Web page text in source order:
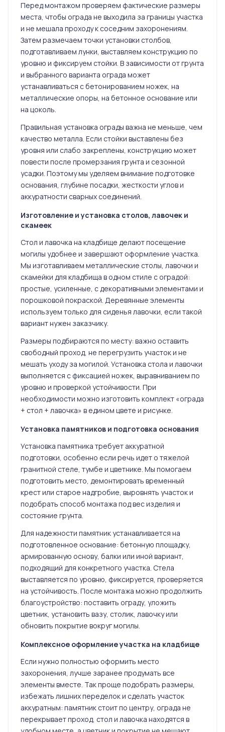
Перед монтажом проверяем фактические размеры
места, чтобы ограда не выходила за границы участка
и не мешала проходу к соседним захоронениям.
Затем размечаем точки установки столбов,
подготавливаем лунки, выставляем конструкцию по
уровню и фиксируем стойки. В зависимости от грунта
и выбранного варианта ограда может
устанавливаться с бетонированием ножек, на
металлические опоры, на бетонное основание или
на цоколь.
Правильная установка ограды важна не меньше, чем
качество металла. Если стойки выставлены без
уровня или слабо закреплены, конструкцию может
повести после промерзания грунта и сезонной
усадки. Поэтому мы уделяем внимание подготовке
основания, глубине посадки, жесткости углов и
аккуратности сварных соединений.
Изготовление и установка столов, лавочек и
скамеек
Стол и лавочка на кладбище делают посещение
могилы удобнее и завершают оформление участка.
Мы изготавливаем металлические столы, лавочки и
скамейки для кладбища в одном стиле с оградой:
простые, усиленные, с декоративными элементами и
порошковой покраской. Деревянные элементы
используем только для сиденья лавочки, если такой
вариант нужен заказчику.
Размеры подбираются по месту: важно оставить
свободный проход, не перегрузить участок и не
мешать уходу за могилой. Установка стола и лавочки
выполняется с фиксацией ножек, выравниванием по
уровню и проверкой устойчивости. При
необходимости можно изготовить комплект «ограда
+ стол + лавочка» в едином цвете и рисунке.
Установка памятников и подготовка основания
Установка памятника требует аккуратной
подготовки, особенно если речь идет о тяжелой
гранитной стеле, тумбе и цветнике. Мы помогаем
подготовить место, демонтировать временный
крест или старое надгробие, выровнять участок и
подобрать способ монтажа под вес изделия и
состояние грунта.
Для надежности памятник устанавливается на
подготовленное основание: бетонную площадку,
армированную основу, балки или иной вариант,
подходящий для конкретного участка. Стела
выставляется по уровню, фиксируется, проверяется
на устойчивость. После монтажа можно продолжить
благоустройство: поставить ограду, уложить
цветник, установить вазу, столик, лавочку или
обновить покрытие вокруг могилы.
Комплексное оформление участка на кладбище
Если нужно полностью оформить место
захоронения, лучше заранее продумать все
элементы вместе. Так проще подобрать размеры,
избежать лишних переделок и сделать участок
аккуратным: памятник стоит по центру, ограда не
перекрывает проход, стол и лавочка находятся в